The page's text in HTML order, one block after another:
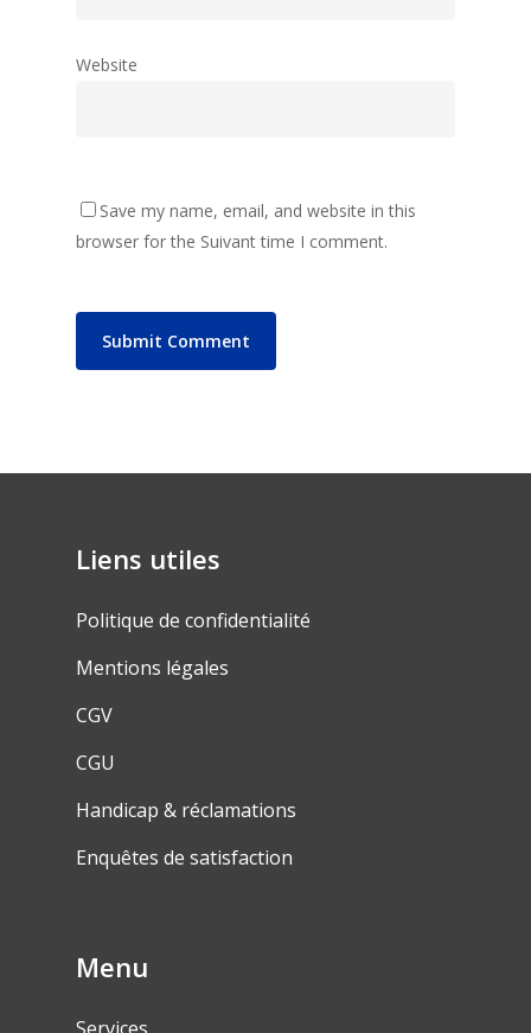
Website
Save my name, email, and website in this
browser for the Suivant time I comment.
Liens utiles
Politique de confidentialité
Mentions légales
CGV
CGU
Handicap & réclamations
Enquêtes de satisfaction
Menu